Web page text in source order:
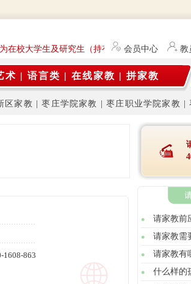
校大学生及研究生（持有教师资格证）提供
会员中心 教
术 | 语言类 | 在线家教 | 拼家教
区家教 |枣庄学院家教 |枣庄职业学院家教 |
863
请家教前
请家教需
请家教有
什么样的